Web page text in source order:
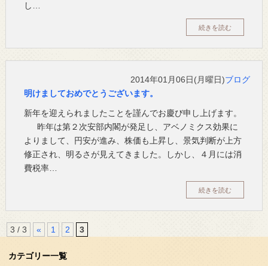
し…
続きを読む
2014年01月06日(月曜日)ブログ
明けましておめでとうございます。
新年を迎えられましたことを謹んでお慶び申し上げます。
昨年は第２次安部内閣が発足し、アベノミクス効果に
よりまして、円安が進み、株価も上昇し、景気判断が上方
修正され、明るさが見えてきました。しかし、４月には消
費税率…
続きを読む
3 / 3 « 1 2 3
カテゴリー一覧